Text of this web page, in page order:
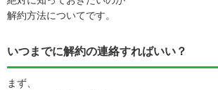
解約方法についてです。
いつまでに解約の連絡すればいい？
まず、